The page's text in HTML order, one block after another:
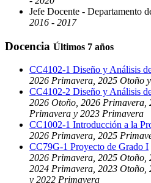
Jefe Docente - Departamento
2016 - 2017
Docencia Últimos 7 años
CC4102-1 Diseño y Análisis
2026 Primavera, 2025 Otoño
CC4102-2 Diseño y Análisis
2026 Otoño, 2026 Primavera,
Primavera y 2023 Primavera
CC1002-1 Introducción a la
2026 Primavera, 2025
CC79G-1 Proyecto de Grado I
2026 Primavera, 2025 Otoño,
2024 Primavera, 2023
y 2022 Primavera